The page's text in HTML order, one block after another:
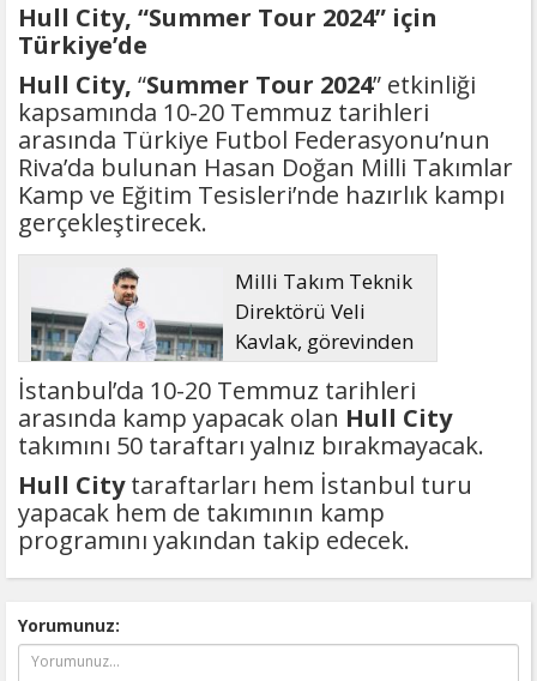
Hull City, “Summer Tour 2024” için
Türkiye’de
Hull City, “Summer Tour 2024” etkinliği
kapsamında 10-20 Temmuz tarihleri
arasında Türkiye Futbol Federasyonu’nun
Riva’da bulunan Hasan Doğan Milli Takımlar
Kamp ve Eğitim Tesisleri’nde hazırlık kampı
gerçekleştirecek.
Milli Takım Teknik
Direktörü Veli
Kavlak, görevinden
ayrıldı
İstanbul’da 10-20 Temmuz tarihleri
arasında kamp yapacak olan Hull City
takımını 50 taraftarı yalnız bırakmayacak.
Hull Citytaraftarları hem İstanbul turu
yapacak hem de takımının kamp
programını yakından takip edecek.
Yorumunuz: